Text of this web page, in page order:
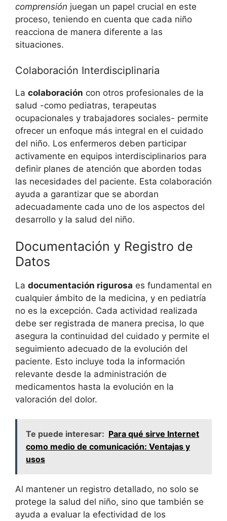
comprensión juegan un papel crucial en este
proceso, teniendo en cuenta que cada niño
reacciona de manera diferente a las
situaciones.
Colaboración Interdisciplinaria
La colaboración con otros profesionales de la
salud -como pediatras, terapeutas
ocupacionales y trabajadores sociales- permite
ofrecer un enfoque más integral en el cuidado
del niño. Los enfermeros deben participar
activamente en equipos interdisciplinarios para
definir planes de atención que aborden todas
las necesidades del paciente. Esta colaboración
ayuda a garantizar que se abordan
adecuadamente cada uno de los aspectos del
desarrollo y la salud del niño.
Documentación y Registro de
Datos
La documentación rigurosa es fundamental en
cualquier ámbito de la medicina, y en pediatría
no es la excepción. Cada actividad realizada
debe ser registrada de manera precisa, lo que
asegura la continuidad del cuidado y permite el
seguimiento adecuado de la evolución del
paciente. Esto incluye toda la información
relevante desde la administración de
medicamentos hasta la evolución en la
valoración del dolor.
Te puede interesar: Para qué sirve Internet
como medio de comunicación: Ventajas y
usos
Al mantener un registro detallado, no solo se
protege la salud del niño, sino que también se
ayuda a evaluar la efectividad de los